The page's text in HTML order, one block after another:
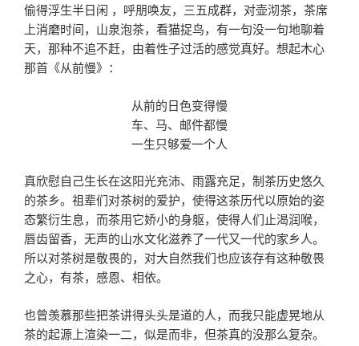
偷得浮生半日闲 ，呼朋唤友，三五成群，对壶沏茶，茶席
上消磨时间，山泉泡茶，看猫捉鸟，有一句没一句地聊着
天，那种不追不赶，由着性子过活的感觉真好。想起木心
那首《从前慢》：
从前的日色变得慢
车、马、邮件都慢
一生只够爱一个人
真欣慰自己生长在这阳光充沛、雨露充足，制茶历史悠久
的茶乡。祖辈们对茶树的爱护，使得这茶历代以原始的姿
态繁衍生息，而茶用它娇小的身躯，使得人们止渴润喉，
唇齿留香，无声的山水文化滋养了一代又一代的家乡人。
所以对茶树是敬畏的，对大自然我们也应该存有这种敬畏
之心，有茶，感恩、相依。
也曾羡慕那些把茶讲得头头是道的人，而我只能虚晃地从
茶的起源上渲染一二，似是而非，但茶真的没那么复杂。